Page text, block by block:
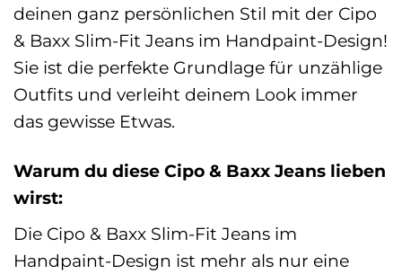
deinen ganz persönlichen Stil mit der Cipo
& Baxx Slim-Fit Jeans im Handpaint-Design!
Sie ist die perfekte Grundlage für unzählige
Outfits und verleiht deinem Look immer
das gewisse Etwas.
Warum du diese Cipo & Baxx Jeans lieben
wirst:
Die Cipo & Baxx Slim-Fit Jeans im
Handpaint-Design ist mehr als nur eine